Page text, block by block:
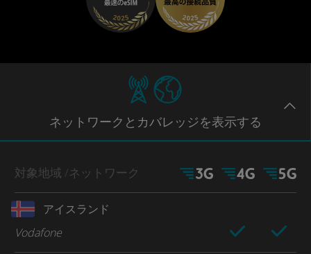
ネットワークとカバレッジを表示する
対象地域 /ネットワーク
アイスランド
Vodafone